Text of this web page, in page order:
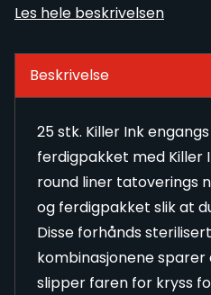
Les hele beskrivelsen
Beskrivelse
25 stk. Killer Ink
ferdigpakket med Killer
round liner tatoverings
og ferdigpakket slik at
Disse forhånds
kombinasjonene sparer
slipper faren for kryss